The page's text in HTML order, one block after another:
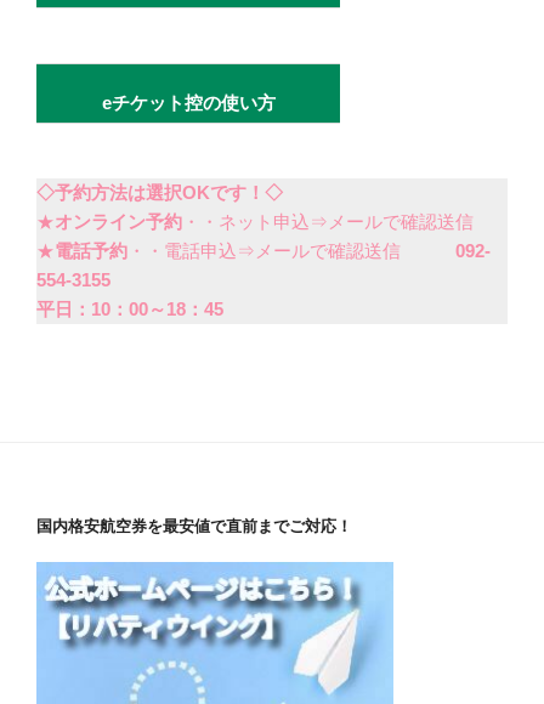
eチケット控の使い方
◇予約方法は選択OKです！◇
★オンライン予約 ・・ネット申込⇒メールで確認送信
★電話予約 ・・電話申込⇒メールで確認送信 092-
554-3155
平日：10：00～18：45
国内格安航空券を最安値で直前までご対応！